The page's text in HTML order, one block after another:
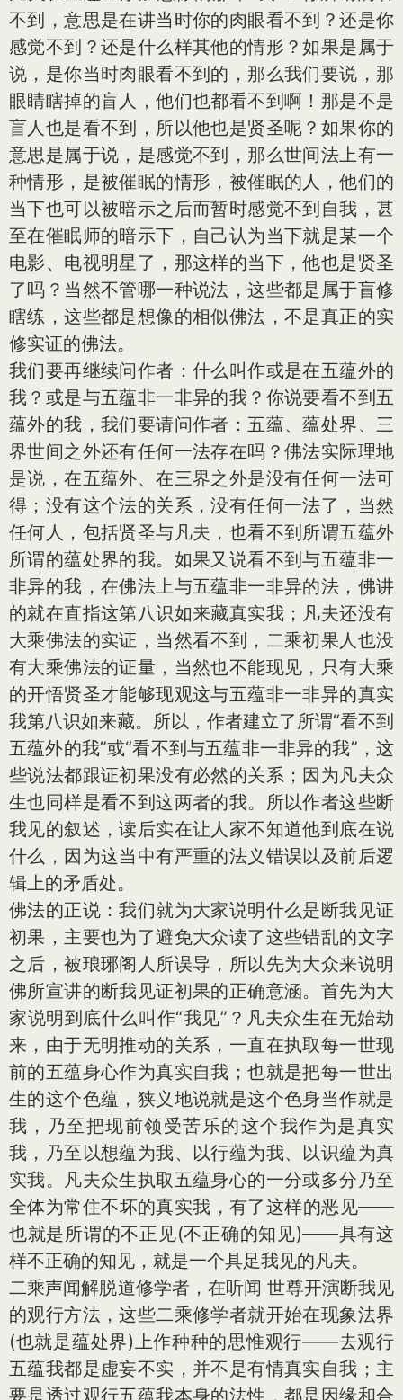
不到，意思是在讲当时你的肉眼看不到？还是你
感觉不到？还是什么样其他的情形？如果是属于
说，是你当时肉眼看不到的，那么我们要说，那
眼睛瞎掉的盲人，他们也都看不到啊！那是不是
盲人也是看不到，所以他也是贤圣呢？如果你的
意思是属于说，是感觉不到，那么世间法上有一
种情形，是被催眠的情形，被催眠的人，他们的
当下也可以被暗示之后而暂时感觉不到自我，甚
至在催眠师的暗示下，自己认为当下就是某一个
电影、电视明星了，那这样的当下，他也是贤圣
了吗？当然不管哪一种说法，这些都是属于盲修
瞎练，这些都是想像的相似佛法，不是真正的实
修实证的佛法。
我们要再继续问作者：什么叫作或是在五蕴外的
我？或是与五蕴非一非异的我？你说要看不到五
蕴外的我，我们要请问作者：五蕴、蕴处界、三
界世间之外还有任何一法存在吗？佛法实际理地
是说，在五蕴外、在三界之外是没有任何一法可
得；没有这个法的关系，没有任何一法了，当然
任何人，包括贤圣与凡夫，也看不到所谓五蕴外
所谓的蕴处界的我。如果又说看不到与五蕴非一
非异的我，在佛法上与五蕴非一非异的法，佛讲
的就在直指这第八识如来藏真实我；凡夫还没有
大乘佛法的实证，当然看不到，二乘初果人也没
有大乘佛法的证量，当然也不能现见，只有大乘
的开悟贤圣才能够现观这与五蕴非一非异的真实
我第八识如来藏。所以，作者建立了所谓“看不到
五蕴外的我”或“看不到与五蕴非一非异的我”，这
些说法都跟证初果没有必然的关系；因为凡夫众
生也同样是看不到这两者的我。所以作者这些断
我见的叙述，读后实在让人家不知道他到底在说
什么，因为这当中有严重的法义错误以及前后逻
辑上的矛盾处。
佛法的正说：我们就为大家说明什么是断我见证
初果，主要也为了避免大众读了这些错乱的文字
之后，被琅琊阁人所误导，所以先为大众来说明
佛所宣讲的断我见证初果的正确意涵。首先为大
家说明到底什么叫作“我见”？凡夫众生在无始劫
来，由于无明推动的关系，一直在执取每一世现
前的五蕴身心作为真实自我；也就是把每一世出
生的这个色蕴，狭义地说就是这个色身当作就是
我，乃至把现前领受苦乐的这个我作为是真实
我，乃至以想蕴为我、以行蕴为我、以识蕴为真
实我。凡夫众生执取五蕴身心的一分或多分乃至
全体为常住不坏的真实我，有了这样的恶见——
也就是所谓的不正见(不正确的知见)——具有这
样不正确的知见，就是一个具足我见的凡夫。
二乘声闻解脱道修学者，在听闻 世尊开演断我见
的观行方法，这些二乘修学者就开始在现象法界
(也就是蕴处界)上作种种的思惟观行——去观行
五蕴我都是虚妄不实，并不是有情真实自我；主
要是透过观行五蕴我本身的法性，都是因缘和合